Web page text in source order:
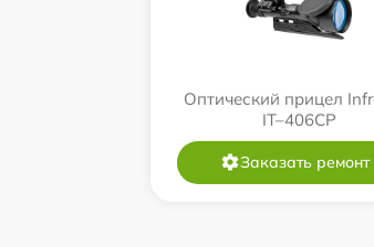
Оптический прицел
IT–406СP
Заказать ремонт